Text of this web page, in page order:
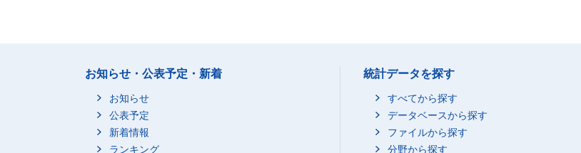
お知らせ・公表予定・新着
お知らせ
公表予定
新着情報
ランキング
統計データを探す
すべてから探す
データベースから探す
ファイルから探す
分野から探す